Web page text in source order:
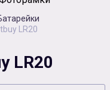
памяти
LR20
LR20